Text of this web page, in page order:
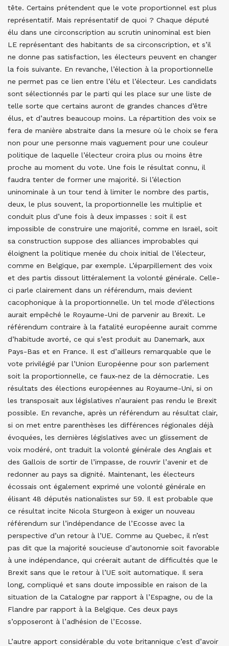
tête. Certains prétendent que le vote proportionnel est plus
représentatif. Mais représentatif de quoi ? Chaque député
élu dans une circonscription au scrutin uninominal est bien
LE représentant des habitants de sa circonscription, et s’il
ne donne pas satisfaction, les électeurs peuvent en changer
la fois suivante. En revanche, l’élection à la proportionnelle
ne permet pas ce lien entre l’élu et l’électeur. Les candidats
sont sélectionnés par le parti qui les place sur une liste de
telle sorte que certains auront de grandes chances d’être
élus, et d’autres beaucoup moins. La répartition des voix se
fera de manière abstraite dans la mesure où le choix se fera
non pour une personne mais vaguement pour une couleur
politique de laquelle l’électeur croira plus ou moins être
proche au moment du vote. Une fois le résultat connu, il
faudra tenter de former une majorité. Si l’élection
uninominale à un tour tend à limiter le nombre des partis,
deux, le plus souvent, la proportionnelle les multiplie et
conduit plus d’une fois à deux impasses : soit il est
impossible de construire une majorité, comme en Israël, soit
sa construction suppose des alliances improbables qui
éloignent la politique menée du choix initial de l’électeur,
comme en Belgique, par exemple. L’éparpillement des voix
et des partis dissout littéralement la volonté générale. Celle-
ci parle clairement dans un référendum, mais devient
cacophonique à la proportionnelle. Un tel mode d’élections
aurait empêché le Royaume-Uni de parvenir au Brexit. Le
référendum contraire à la fatalité européenne aurait comme
d’habitude avorté, ce qui s’est produit au Danemark, aux
Pays-Bas et en France. Il est d’ailleurs remarquable que le
vote privilégié par l’Union Européenne pour son parlement
soit la proportionnelle, ce faux-nez de la démocratie. Les
résultats des élections européennes au Royaume-Uni, si on
les transposait aux législatives n’auraient pas rendu le Brexit
possible. En revanche, après un référendum au résultat clair,
si on met entre parenthèses les différences régionales déjà
évoquées, les dernières législatives avec un glissement de
voix modéré, ont traduit la volonté générale des Anglais et
des Gallois de sortir de l’impasse, de rouvrir l’avenir et de
redonner au pays sa dignité. Maintenant, les électeurs
écossais ont également exprimé une volonté générale en
élisant 48 députés nationalistes sur 59. Il est probable que
ce résultat incite Nicola Sturgeon à exiger un nouveau
référendum sur l’indépendance de l’Ecosse avec la
perspective d’un retour à l’UE. Comme au Quebec, il n’est
pas dit que la majorité soucieuse d’autonomie soit favorable
à une indépendance, qui créerait autant de difficultés que le
Brexit sans que le retour à l’UE soit automatique. Il sera
long, compliqué et sans doute impossible en raison de la
situation de la Catalogne par rapport à l’Espagne, ou de la
Flandre par rapport à la Belgique. Ces deux pays
s’opposeront à l’adhésion de l’Ecosse.
L’autre apport considérable du vote britannique c’est d’avoir